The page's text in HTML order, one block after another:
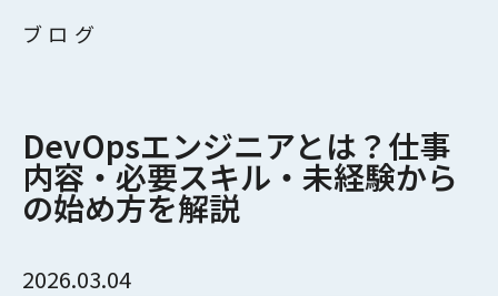
ブログ
DevOpsエンジニアとは？仕事
内容・必要スキル・未経験から
の始め方を解説
2026.03.04